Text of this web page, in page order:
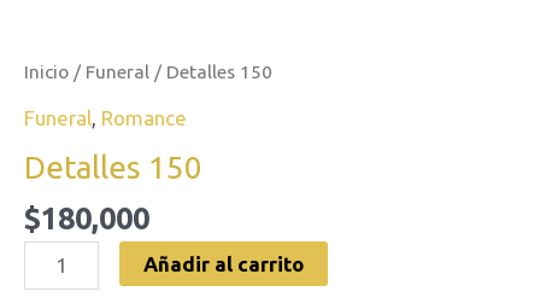
Inicio / Funeral / Detalles 150
Funeral Romance
Detalles 150
$180,000
Añadir al carrito